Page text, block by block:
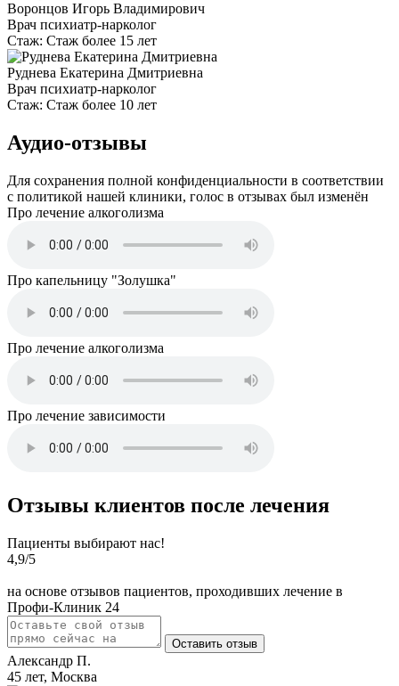
Воронцов Игорь Владимирович
Врач психиатр-нарколог
Стаж: Стаж более 15 лет
Руднева Екатерина Дмитриевна
Врач психиатр-нарколог
Стаж: Стаж более 10 лет
Аудио-отзывы
Для сохранения полной конфиденциальности в соответствии
с политикой нашей клиники, голос в отзывах был изменён
Про лечение алкоголизма
Про капельницу "Золушка"
Про лечение алкоголизма
Про лечение зависимости
Отзывы клиентов после лечения
Пациенты выбирают нас!
4,9/5
на основе отзывов пациентов, проходивших лечение в
Профи-Клиник 24
Оставить отзыв
Александр П.
45 лет, Москва